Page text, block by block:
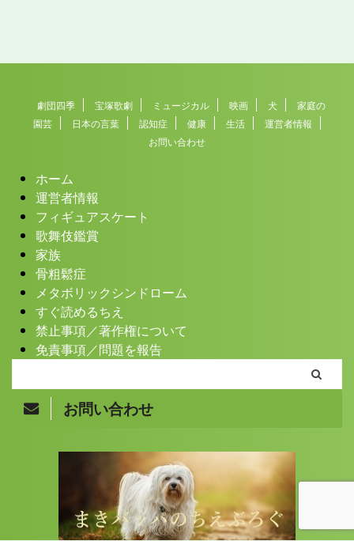
劇団四季 宝塚歌劇 ミュージカル 映画 犬
家庭の
園芸
日本の言葉 認知症 健康 生活
運営者情報
お問い合わせ
ホーム
運営者情報
フィギュアスケート
歌舞伎鑑賞
家族
骨粗鬆症
メタボリックシンドローム
すぐ読めるちえ
禁止事項／著作権について
免責事項／問題を報告
お問い合わせ
Copyright© まきバッパのちえぶろぐ , 2026 All Rights
Reserved.